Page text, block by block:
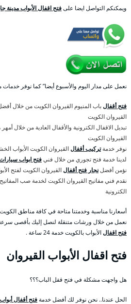
ويمكنكم التواصل ايضا علىفتح اقفال الأبواب مدينة
نعمل على مدار اليوم والأسبوع أيضا” كما نوفر
فتح أقفالباب المنيوم القيروان الكويت من خلال
القيروان الكويت
تبديل الاقفال الكترونية والأقفال العادية من خلال
القيروان الكويت
نوفر خدمةتركيب أقفالالقيروان الكويت الأبواب
لدينا خدمة فتح تجوري من خلال فنيفتح ابواب
نؤمن أفضلنجار فتح أقفالالقيروان الكويت لفتح
نقدم فني مفاتيح القيروان الكويت لخدمة صب
الكترونية
أسعارنا مناسبة وخدمتنا متاحة في كافة مناطق
نعمل من خلال ورشات متنقلة لنصل إليك بأقصى
فتح اقفالالأبواب بالكويت خدمة 24 ساعة .
فتح اقفال الأبواب القيروان
هل واجهت مشكلة في فتح قفل الباب؟؟؟
الحل عندنا.. نحن نوفر لك أفضل خدمةفتح أقفال أبواب